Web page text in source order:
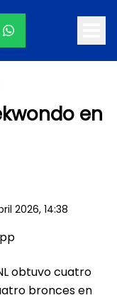
en
2026, 14:38
obtuvo cuatro
bronces en